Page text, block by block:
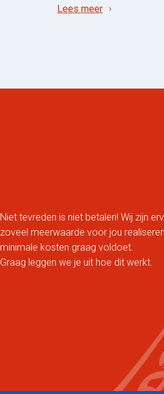
Lees meer
Niet tevreden is niet betalen! Wij zijn
zoveel meerwaarde voor jou
minimale kosten graag voldoet.
Graag leggen we je uit hoe dit werkt.